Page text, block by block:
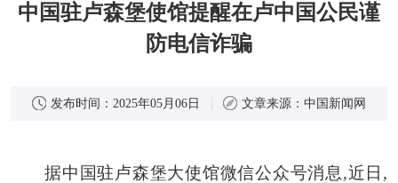
中国驻卢森堡使馆提醒在卢中国公民谨
防电信诈骗
发布时间： 2025年05月06日 文章来源： 中国新闻网
据中国驻卢森堡大使馆微信公众号消息,近日,